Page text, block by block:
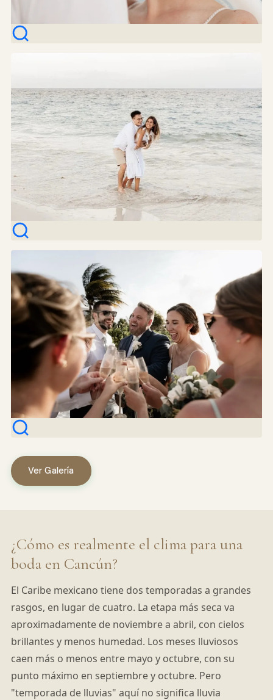
Ver Galería
¿Cómo es realmente el clima para una
boda en Cancún?
El Caribe mexicano tiene dos temporadas a grandes
rasgos, en lugar de cuatro. La etapa más seca va
aproximadamente de noviembre a abril, con cielos
brillantes y menos humedad. Los meses lluviosos
caen más o menos entre mayo y octubre, con su
punto máximo en septiembre y octubre. Pero
"temporada de lluvias" aquí no significa lluvia